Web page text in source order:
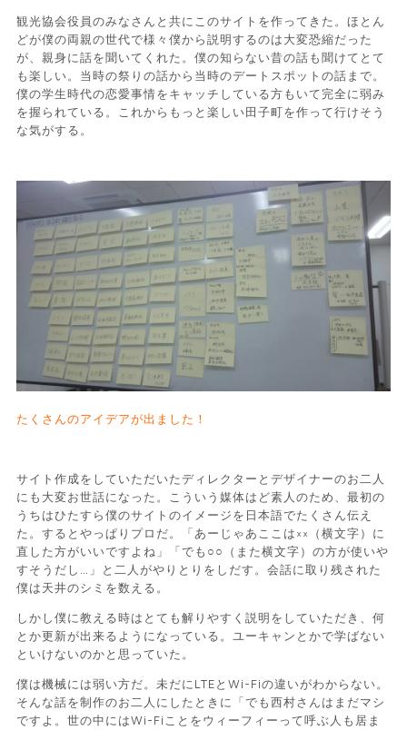
観光協会役員のみなさんと共にこのサイトを作ってきた。ほとん
どが僕の両親の世代で様々僕から説明するのは大変恐縮だった
が、親身に話を聞いてくれた。僕の知らない昔の話も聞けてとて
も楽しい。当時の祭りの話から当時のデートスポットの話まで。
僕の学生時代の恋愛事情をキャッチしている方もいて完全に弱み
を握られている。これからもっと楽しい田子町を作って行けそう
な気がする。
たくさんのアイデアが出ました！
サイト作成をしていただいたディレクターとデザイナーのお二人
にも大変お世話になった。こういう媒体はど素人のため、最初の
うちはひたすら僕のサイトのイメージを日本語でたくさん伝え
た。するとやっぱりプロだ。「あーじゃあここは××（横文字）に
直した方がいいですよね」「でも○○（また横文字）の方が使いや
すそうだし…」と二人がやりとりをしだす。会話に取り残された
僕は天井のシミを数える。
しかし僕に教える時はとても解りやすく説明をしていただき、何
とか更新が出来るようになっている。ユーキャンとかで学ばない
といけないのかと思っていた。
僕は機械には弱い方だ。未だにLTEとWi-Fiの違いがわからない。
そんな話を制作のお二人にしたときに「でも西村さんはまだマシ
ですよ。世の中にはWi-Fiことをウィーフィーって呼ぶ人も居ま